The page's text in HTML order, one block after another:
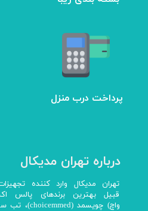
پرداخت درب منزل
درباره تهران مدیکال
تهران مدیکال وارد کننده
قبیل بهترین برندهای پالس